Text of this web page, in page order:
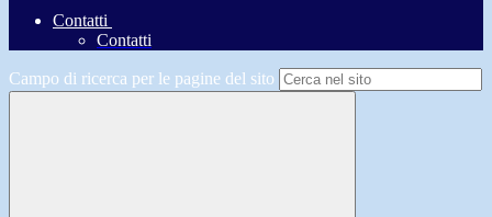
Contatti
Contatti
Campo di ricerca per le pagine del sito